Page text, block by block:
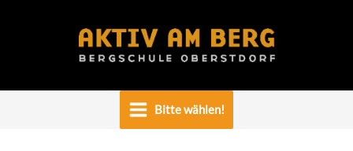
Bitte wählen!